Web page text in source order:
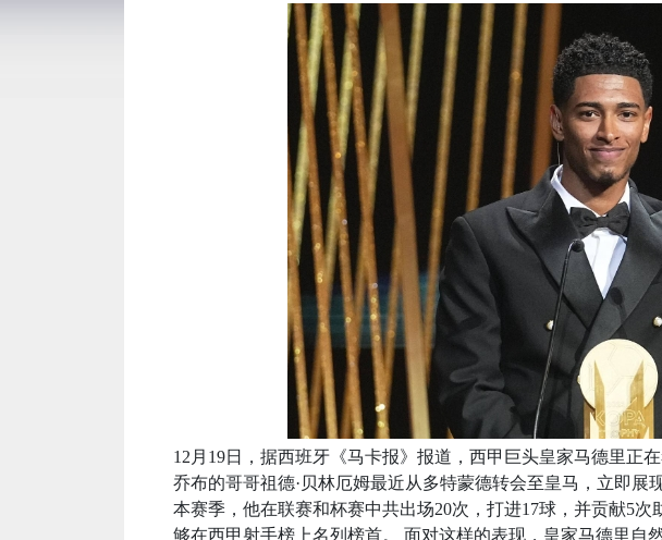
12月19日，据西班牙《马卡报》报道，西甲巨头皇家马德里正
乔布的哥哥祖德·贝林厄姆最近从多特蒙德转会至皇马，立即展
本赛季，他在联赛和杯赛中共出场20次，打进17球，并贡献5
够在西甲射手榜上名列榜首。 面对这样的表现，皇家马德里自